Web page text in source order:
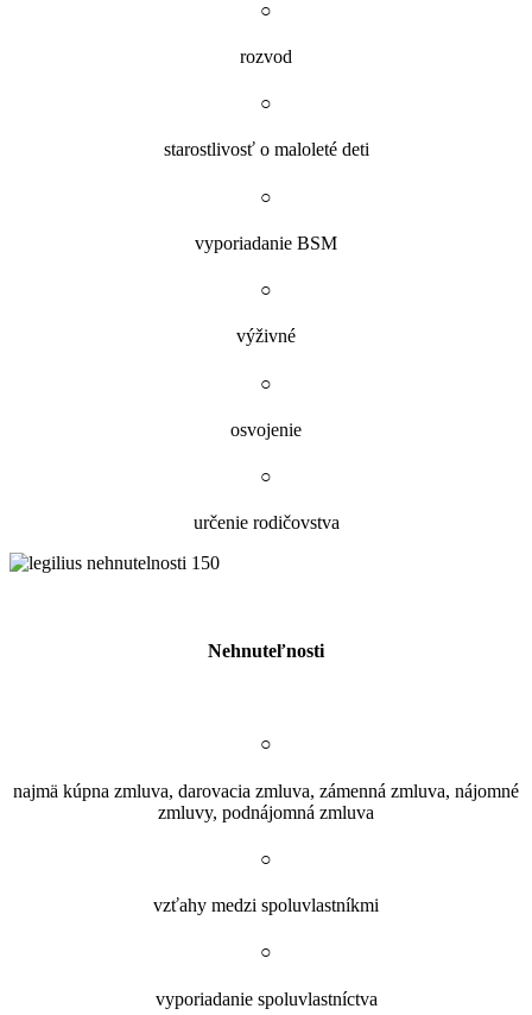
○
rozvod
○
starostlivosť o maloleté deti
○
vyporiadanie BSM
○
výživné
○
osvojenie
○
určenie rodičovstva
Nehnuteľnosti
○
najmä kúpna zmluva, darovacia zmluva, zámenná zmluva, nájomné
zmluvy, podnájomná zmluva
○
vzťahy medzi spoluvlastníkmi
○
vyporiadanie spoluvlastníctva